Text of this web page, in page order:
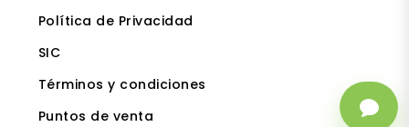
Política de Privacidad
SIC
Términos y condiciones
Puntos de venta